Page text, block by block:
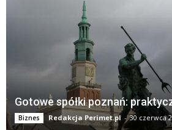
Gotowe spółki poznań:
Biznes Redakcja Perimet.pl - 30 czerwca